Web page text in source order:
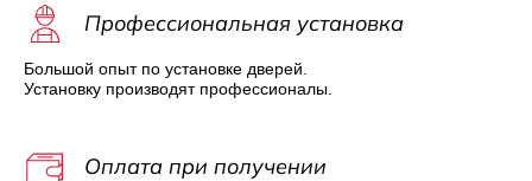
Профессиональная установка
Большой опыт по установке дверей.
Установку производят профессионалы.
Оплата при получении